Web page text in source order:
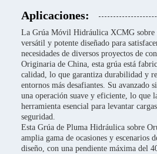
Aplicaciones:
La Grúa Móvil Hidráulica XCMG sobre
versátil y potente diseñado para
necesidades de diversos proyectos de
Originaria de China, esta grúa está
calidad, lo que garantiza durabilidad y
entornos más desafiantes. Su avanzado
una operación suave y eficiente, lo que
herramienta esencial para levantar
seguridad.
Esta Grúa de Pluma Hidráulica sobre
amplia gama de ocasiones y escenarios
diseño, con una pendiente máxima del